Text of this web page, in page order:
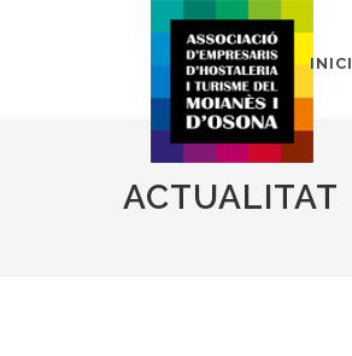
INICI
ACTUALITAT